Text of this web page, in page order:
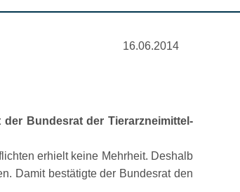
16.06.2014
Bundesrat der Tierarzneimittel-
erhielt keine Mehrheit. Deshalb
Damit bestätigte der Bundesrat den